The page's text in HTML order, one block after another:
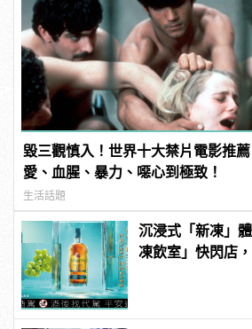
毀三觀慎入！世界十大禁片電影推
愛、血腥、暴力、噁心到極致！
生活話題
沉浸式「新凍」
凍飲室」快閃店